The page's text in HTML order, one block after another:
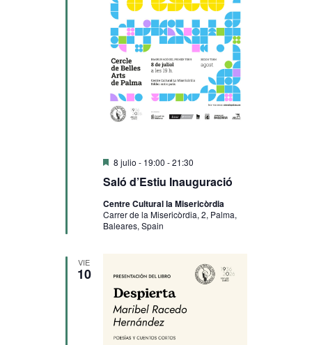
Saló d’Estiu Inauguració
Destacado
8 julio - 19:00 -21:30
Centre Cultural la Misericòrdia
Carrer de la Misericòrdia, 2, Palma,
Baleares, Spain
VIE
10